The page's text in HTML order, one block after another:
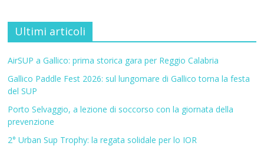
Ultimi articoli
AirSUP a Gallico: prima storica gara per Reggio Calabria
Gallico Paddle Fest 2026: sul lungomare di Gallico torna la festa
del SUP
Porto Selvaggio, a lezione di soccorso con la giornata della
prevenzione
2° Urban Sup Trophy: la regata solidale per lo IOR